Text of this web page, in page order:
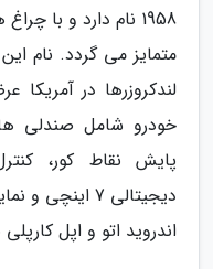
1958 نام دارد و با
متمایز می گردد. نام
لندکروزرها در آمریکا
خودرو شامل صندلی
پایش نقاط کور،
اندروید اتو و اپل